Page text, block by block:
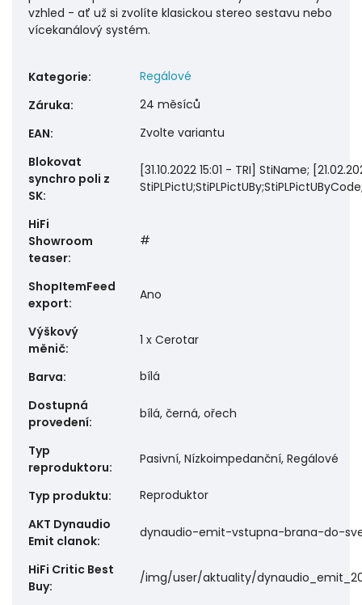
Kategorie:
Regálové
Záruka:
24 měsíců
EAN:
Zvolte variantu
Blokovat
synchro poli z
SK:
[31.10.2022 15:01 - TRI] StiName;
HiFi
Showroom
teaser:
#
ShopItemFeed
export:
Ano
Výškový
měnič:
1 x Cerotar
Barva:
bílá
Dostupná
provedení:
bílá, černá, ořech
Typ
reproduktoru:
Pasivní, Nízkoimpedanční, Regálové
Typ produktu:
Reproduktor
AKT Dynaudio
Emit clanok:
dynaudio-emit-vstupna-brana-do-
HiFi Critic Best
Buy:
/img/user/aktuality/